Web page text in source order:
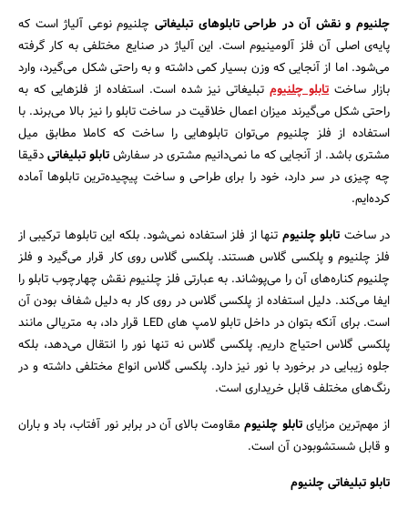
چلنیوم و نقش آن در طراحی تابلوهای تبلیغاتی چلنیوم نوعی آلیاژ است که
پایه‌ی اصلی آن فلز آلومینیوم است. این آلیاژ در صنایع مختلفی به کار گرفته
می‌شود. اما از آنجایی که وزن بسیار کمی داشته و به راحتی شکل می‌گیرد، وارد
بازار ساختتابلو چلنیومتبلیغاتی نیز شده است. استفاده از فلزهایی که به
راحتی شکل می‌گیرند میزان اعمال خلاقیت در ساخت تابلو را نیز بالا می‌برند. با
استفاده از فلز چلنیوم می‌توان تابلوهایی را ساخت که کاملا مطابق میل
مشتری باشد. از آنجایی که ما نمی‌دانیم مشتری در سفارشتابلو تبلیغاتیدقیقا
چه چیزی در سر دارد، خود را برای طراحی و ساخت پیچیده‌ترین تابلوها آماده
کرده‌ایم.
در ساخت تابلو چلنیوم تنها از فلز استفاده نمی‌شود. بلکه این تابلوها ترکیبی از
فلز چلنیوم و پلکسی گلاس هستند. پلکسی گلاس روی کار قرار می‌گیرد و فلز
چلنیوم کناره‌های آن را می‌پوشاند. به عبارتی فلز چلنیوم نقش چهارچوب تابلو را
ایفا می‌کند. دلیل استفاده از پلکسی گلاس در روی کار به دلیل شفاف بودن آن
است. برای آنکه بتوان در داخل تابلو لامپ های LED قرار داد، به متریالی مانند
پلکسی گلاس احتیاج داریم. پلکسی گلاس نه تنها نور را انتقال می‌دهد، بلکه
جلوه زیبایی در برخورد با نور نیز دارد. پلکسی گلاس انواع مختلفی داشته و در
رنگ‌های مختلف قابل خریداری است.
از مهم‌ترین مزایایتابلو چلنیوممقاومت بالای آن در برابر نور آفتاب، باد و باران
و قابل شستشوبودن آن است.
تابلو تبلیغاتی چلنیوم